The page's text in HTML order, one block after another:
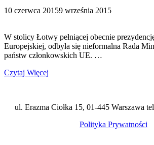
10 czerwca 20159 września 2015
W stolicy Łotwy pełniącej obecnie
Europejskiej, odbyła się nieformalna Rada
państw członkowskich UE. …
Czytaj Więcej
ul. Erazma Ciołka 15, 01-445 Warszawa
Polityka Prywatności